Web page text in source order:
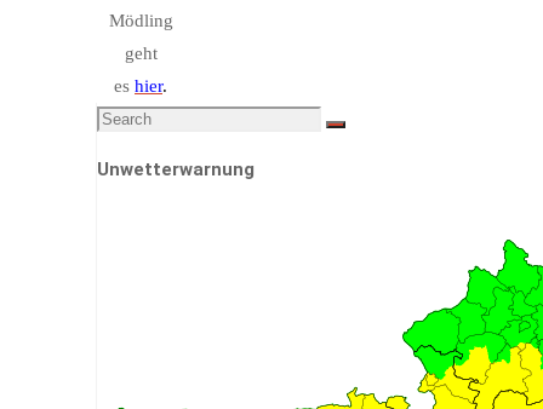
Mödling
geht
es hier.
Search
Search
Unwetterwarnung